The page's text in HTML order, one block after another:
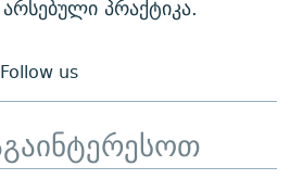
არსებული პრაქტიკა.
Follow us